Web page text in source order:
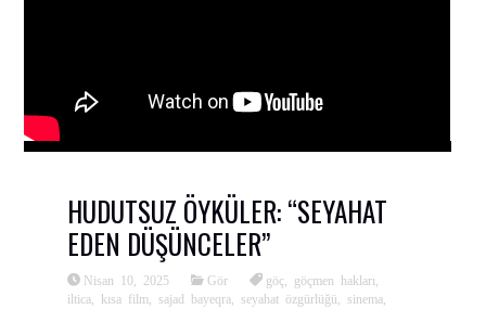
HUDUTSUZ ÖYKÜLER: “SEYAHAT
EDEN DÜŞÜNCELER”
Nisan 10, 2025 Gör göç göçmen hakları
iltica
kısa film sajad bayeqra seyahat özgürlüğü sinema